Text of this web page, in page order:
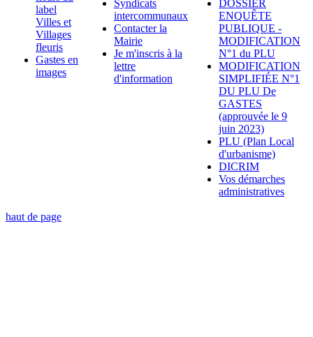
label
Villes et
Villages
fleuris
Gastes en
images
Syndicats
intercommunaux
Contacter la
Mairie
Je m'inscris à la
lettre
d'information
DOSSIER
ENQUÊTE
PUBLIQUE -
MODIFICATION
N°1 du PLU
MODIFICATION
SIMPLIFIÉE N°1
DU PLU De
GASTES
(approuvée le 9
juin 2023)
PLU (Plan Local
d'urbanisme)
DICRIM
Vos démarches
administratives
haut de page